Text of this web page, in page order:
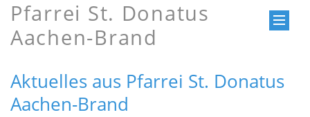
Pfarrei St. Donatus
Aachen-Brand
Aktuelles aus Pfarrei St. Donatus
Aachen-Brand